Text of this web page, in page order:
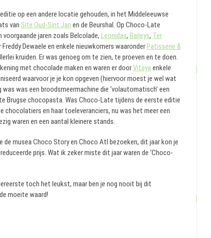
op een andere locatie gehouden, in het Middeleeuwse
van Site Oud-Sint Jan en de Beurshal. Op Choco-Late
voorgaande jaren zoals Belcolade, Leonidas, Baileys, Ter
Dewaele en enkele nieuwkomers waaronderPatisserie &
kruiden. Er was genoeg om te zien, te proeven en te doen.
met chocolade maken en waren er doorVitaya enkele
waarvoor je je kon opgeven (hiervoor moest je wel wat
was een broodsmeermachine die ‘volautomatisch’ een
Brugse chocopasta. Was Choco-Late tijdens de eerste editie
chocolatiers en haar toeleveranciers, nu was het meer een
waren en een aantal kleinere stands.
musea Choco Story en Choco Atl bezoeken, dit jaar kon je
prijs. Wat ik zeker miste dit jaar waren de ‘Choco-
toch het leukst, maar ben je nog nooit bij dit
moeite waard!